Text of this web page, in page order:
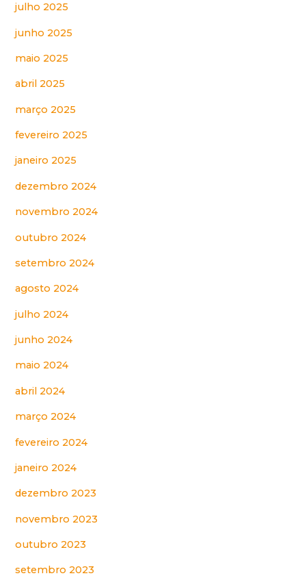
julho 2025
junho 2025
maio 2025
abril 2025
março 2025
fevereiro 2025
janeiro 2025
dezembro 2024
novembro 2024
outubro 2024
setembro 2024
agosto 2024
julho 2024
junho 2024
maio 2024
abril 2024
março 2024
fevereiro 2024
janeiro 2024
dezembro 2023
novembro 2023
outubro 2023
setembro 2023